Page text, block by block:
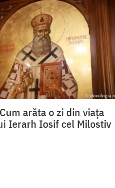
arăta o zi din viața
Ierarh Iosif cel Milostiv